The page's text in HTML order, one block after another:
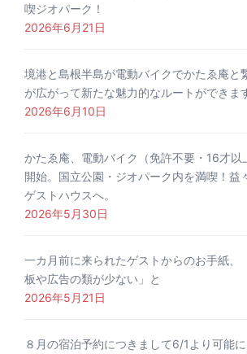
喫ジオパーク！
2026年6月21日
境港と島根半島が電動バイクでかたゑ庵と
が広がって新たな魅力的なルートができま
2026年6月10日
かたゑ庵、電動バイク（免許不要・16才
開始。国立公園・ジオパーク内を満喫！益
ゲストハウスへ。
2026年5月30日
一カ月前に来られたゲストからのお手紙、
板や広告の類が少ない」と
2026年5月21日
８月の宿泊予約につきまして6/1より可能に